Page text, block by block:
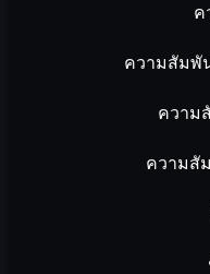
ค
ความสัมพั
ความ
ความสั